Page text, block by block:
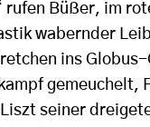
Büßer, im
wabernder
ins
seiner